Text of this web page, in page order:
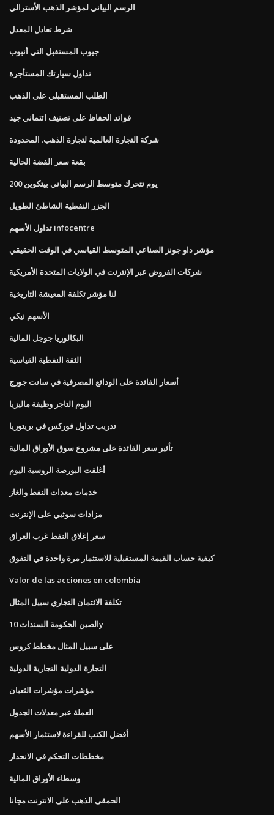
الرسم البياني لمؤشر الذهب الأسترالي
شرط تعادل المعدل
جيوب المستقبل التي أنبوب
تداول سيارتك المستأجرة
الطلب المستقبلي على الذهب
فوائد الحفاظ على تصنيف ائتماني جيد
شركة التجارة العالمية لتجارة الذهب. المحدودة
بقعة سعر الفضة الحالية
200 يوم تتحرك متوسط ​​الرسم البياني بيتكوين
الجزر النفطية الشاطئ الطويل
تداول الأسهم infocentre
مؤشر داو جونز الصناعي المتوسط ​​القياسي في الوقت الحقيقي
شركات القروض عبر الإنترنت في الولايات المتحدة الأمريكية
لنا مؤشر تكلفة المعيشة التاريخية
الأسهم نيكي
البكالوريا جوجل المالية
الثقة النفطية القياسية
أسعار الفائدة على الودائع المصرفية في سانت جورج
اليوم التاجر وظيفة ماليزيا
تدريب تداول فوركس في بريتوريا
تأثير سعر الفائدة على مشروع سوق الأوراق المالية
أغلقت البورصة الروسية اليوم
خدمات معدات النفط والغاز
مزادات سوثبي على الإنترنت
سعر إغلاق النفط غرب العراق
كيفية حساب القيمة المستقبلية للاستثمار مرة واحدة في التفوق
Valor de las acciones en colombia
تكلفة الائتمان التجاري سبيل المثال
الصين الحكومة السندات 10y
على سبيل المثال مخطط كروس
التجارة الدولية التجارية الدولية
مؤشرات مؤشرات الثعبان
العملة عبر معدلات الجدول
أفضل الكتب للقراءة لاستثمار الأسهم
مخططات التحكم في الانحدار
وسطاء الأوراق المالية
الحمقى الذهب على الانترنت مجانا